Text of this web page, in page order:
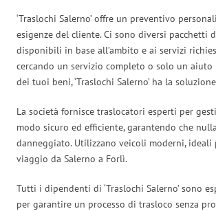
‘Traslochi Salerno’ offre un preventivo
esigenze del cliente. Ci sono diversi pacchetti
disponibili in base all’ambito e ai servizi
cercando un servizio completo o solo un
dei tuoi beni, ‘Traslochi Salerno’ ha la
La società fornisce traslocatori esperti per
modo sicuro ed efficiente, garantendo che
danneggiato. Utilizzano veicoli moderni,
viaggio da Salerno a Forlì.
Tutti i dipendenti di ‘Traslochi Salerno’ sono
per garantire un processo di trasloco senza